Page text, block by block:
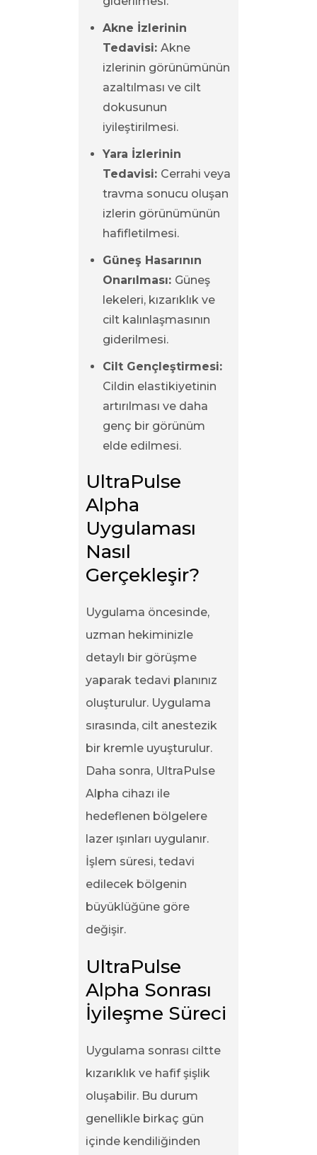
Akne İzlerinin
Tedavisi:Akne
izlerinin görünümünün
azaltılması ve cilt
dokusunun
iyileştirilmesi.
Yara İzlerinin
Tedavisi: Cerrahi veya
travma sonucu oluşan
izlerin görünümünün
hafifletilmesi.
Güneş Hasarının
Onarılması: Güneş
lekeleri, kızarıklık ve
cilt kalınlaşmasının
giderilmesi.
Cilt Gençleştirmesi:
Cildin elastikiyetinin
artırılması ve daha
genç bir görünüm
elde edilmesi.
UltraPulse
Alpha
Uygulaması
Nasıl
Gerçekleşir?
Uygulama öncesinde,
uzman hekiminizle
detaylı bir görüşme
yaparak tedavi planınız
oluşturulur. Uygulama
sırasında, cilt anestezik
bir kremle uyuşturulur.
Daha sonra, UltraPulse
Alpha cihazı ile
hedeflenen bölgelere
lazer ışınları uygulanır.
İşlem süresi, tedavi
edilecek bölgenin
büyüklüğüne göre
değişir.
UltraPulse
Alpha Sonrası
İyileşme Süreci
Uygulama sonrası ciltte
kızarıklık ve hafif şişlik
oluşabilir. Bu durum
genellikle birkaç gün
içinde kendiliğinden